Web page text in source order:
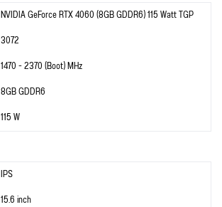
NVIDIA GeForce RTX 4060 (8GB GDDR6) 115 Watt TGP
3072
1470 - 2370 (Boot) MHz
8GB GDDR6
115 W
IPS
15.6 inch